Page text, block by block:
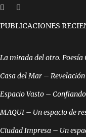
PUBLICACIONES
La mirada del otro. Poesía
Casa del Mar –
Espacio Vasto –
MAQUI – Un espacio de
Ciudad Impresa – Un